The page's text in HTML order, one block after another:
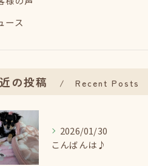
ース
の投稿 Recent Posts
2026/01/30
こんばんは♪